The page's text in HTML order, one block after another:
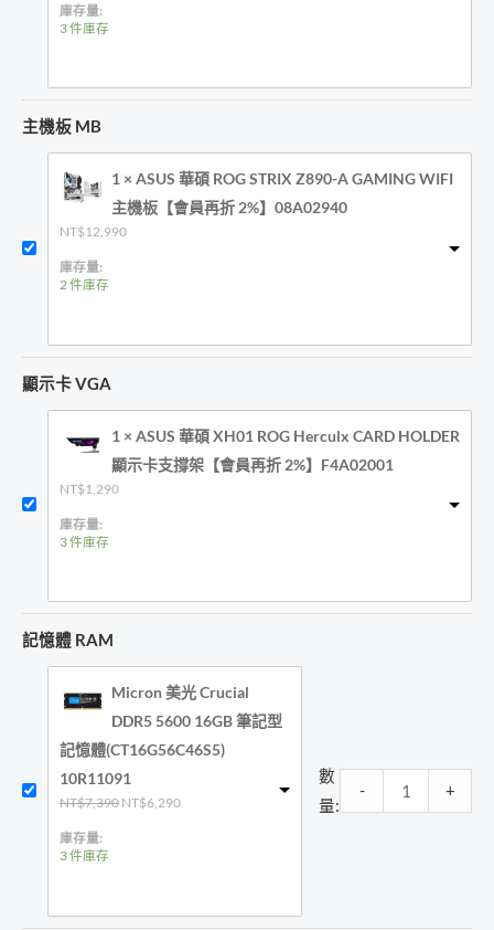
庫存量:
3 件庫存
主機板 MB
1 × ASUS 華碩 ROG STRIX Z890-A GAMING WIFI
主機板【會員再折 2%】08A02940
NT$12,990
庫存量:
2 件庫存
顯示卡 VGA
1 × ASUS 華碩 XH01 ROG Herculx CARD HOLDER
顯示卡支撐架【會員再折 2%】F4A02001
NT$1,290
庫存量:
3 件庫存
記憶體 RAM
Micron 美光 Crucial
DDR5 5600 16GB 筆記型
記憶體(CT16G56C46S5)
10R11091
NT$7,390 原
NT$6,290目
庫存量:
3 件庫存
數
量:
- +